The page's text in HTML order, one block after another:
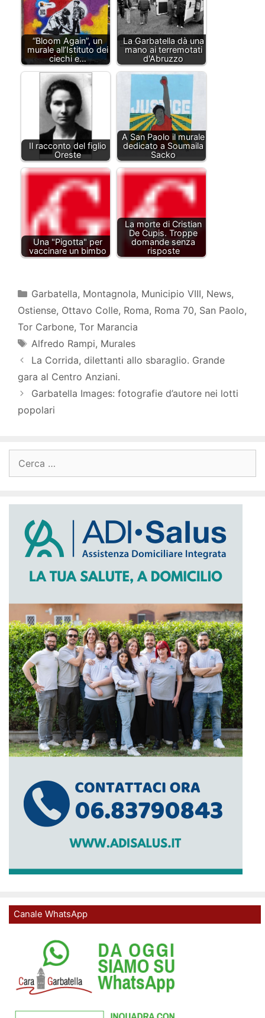
“Bloom Again”, un
murale all’Istituto dei
ciechi e…
La Garbatella dà una
mano ai terremotati
d'Abruzzo
Il racconto del figlio
Oreste
A San Paolo il murale
dedicato a Soumaila
Sacko
Una "Pigotta" per
vaccinare un bimbo
La morte di Cristian
De Cupis. Troppe
domande senza
risposte
Categorie
Garbatella, Montagnola, Municipio VIII, News,
Ostiense, Ottavo Colle, Roma, Roma 70, San Paolo,
Tor Carbone, Tor Marancia
Tag
Alfredo Rampi, Murales
La Corrida, dilettanti allo sbaraglio. Grande
gara al Centro Anziani.
Garbatella Images: fotografie d’autore nei lotti
popolari
per:
Canale WhatsApp